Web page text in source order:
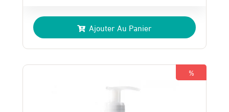
prix
initial
était :
119 Dhs.
prix
actuel
est :
105 Dhs.
Ajouter Au Panier
%